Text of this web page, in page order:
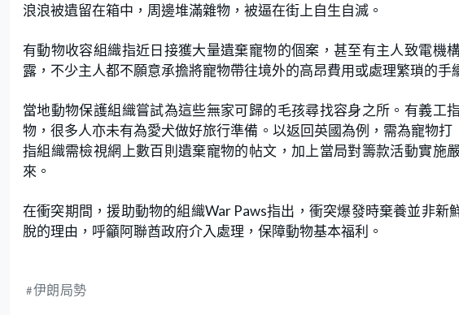
浪浪被遺留在箱中，周邊堆滿雜物，被逼在街上自生自滅。
有動物收容組織指近日接獲大量遺棄寵物的個案，甚至有主人致電機
露，不少主人都不願意承擔將寵物帶往境外的高昂費用或處理繁瑣的手
當地動物保護組織嘗試為這些無家可歸的毛孩尋找容身之所。有義工
物，很多人亦未有為愛犬做好旅行準備。以返回英國為例，需為寵物
指組織需檢視網上數百則遺棄寵物的帖文，加上當局對籌款活動實施
來。
在衝突期間，援助動物的組織War Paws指出，衝突爆發時棄養並非
脫的理由，呼籲阿聯酋政府介入處理，保障動物基本福利。
伊朗局勢